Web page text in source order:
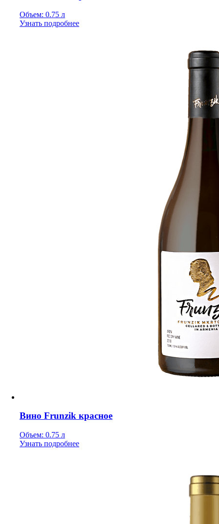
Объем: 0.75 л
Узнать подробнее
Вино Frunzik красное
Объем: 0.75 л
Узнать подробнее